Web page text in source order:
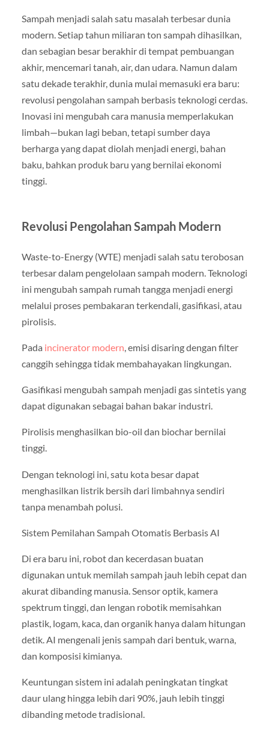
Sampah menjadi salah satu masalah terbesar dunia
modern. Setiap tahun miliaran ton sampah dihasilkan,
dan sebagian besar berakhir di tempat pembuangan
akhir, mencemari tanah, air, dan udara. Namun dalam
satu dekade terakhir, dunia mulai memasuki era baru:
revolusi pengolahan sampah berbasis teknologi cerdas.
Inovasi ini mengubah cara manusia memperlakukan
limbah—bukan lagi beban, tetapi sumber daya
berharga yang dapat diolah menjadi energi, bahan
baku, bahkan produk baru yang bernilai ekonomi
tinggi.
Revolusi Pengolahan Sampah Modern
Waste-to-Energy (WTE) menjadi salah satu terobosan
terbesar dalam pengelolaan sampah modern. Teknologi
ini mengubah sampah rumah tangga menjadi energi
melalui proses pembakaran terkendali, gasifikasi, atau
pirolisis.
Pada incinerator modern, emisi disaring dengan filter
canggih sehingga tidak membahayakan lingkungan.
Gasifikasi mengubah sampah menjadi gas sintetis yang
dapat digunakan sebagai bahan bakar industri.
Pirolisis menghasilkan bio-oil dan biochar bernilai
tinggi.
Dengan teknologi ini, satu kota besar dapat
menghasilkan listrik bersih dari limbahnya sendiri
tanpa menambah polusi.
Sistem Pemilahan Sampah Otomatis Berbasis AI
Di era baru ini, robot dan kecerdasan buatan
digunakan untuk memilah sampah jauh lebih cepat dan
akurat dibanding manusia. Sensor optik, kamera
spektrum tinggi, dan lengan robotik memisahkan
plastik, logam, kaca, dan organik hanya dalam hitungan
detik. AI mengenali jenis sampah dari bentuk, warna,
dan komposisi kimianya.
Keuntungan sistem ini adalah peningkatan tingkat
daur ulang hingga lebih dari 90%, jauh lebih tinggi
dibanding metode tradisional.